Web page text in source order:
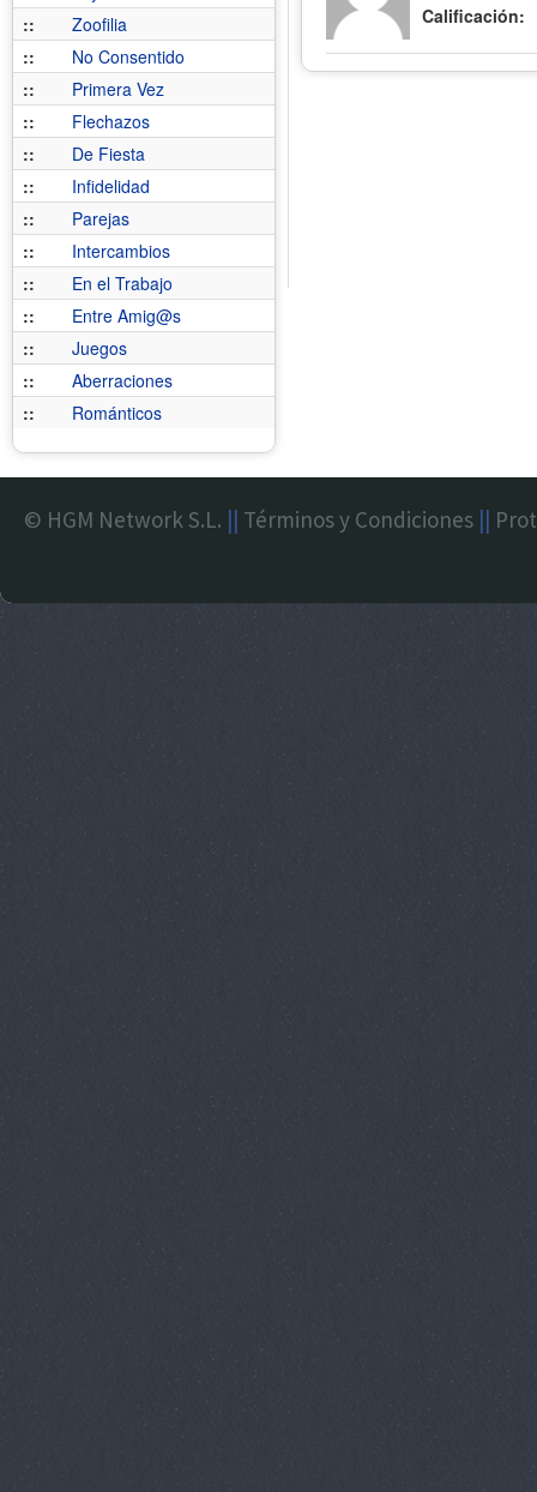
::
Zoofilia
::
No Consentido
::
Primera Vez
::
Flechazos
::
De Fiesta
::
Infidelidad
::
Parejas
::
Intercambios
::
En el Trabajo
::
Entre Amig@s
::
Juegos
::
Aberraciones
::
Románticos
Calificación:
© HGM Network S.L. || Términos y Condiciones ||